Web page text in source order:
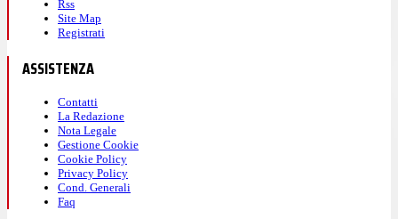
Rss
Site Map
Registrati
ASSISTENZA
Contatti
La Redazione
Nota Legale
Gestione Cookie
Cookie Policy
Privacy Policy
Cond. Generali
Faq